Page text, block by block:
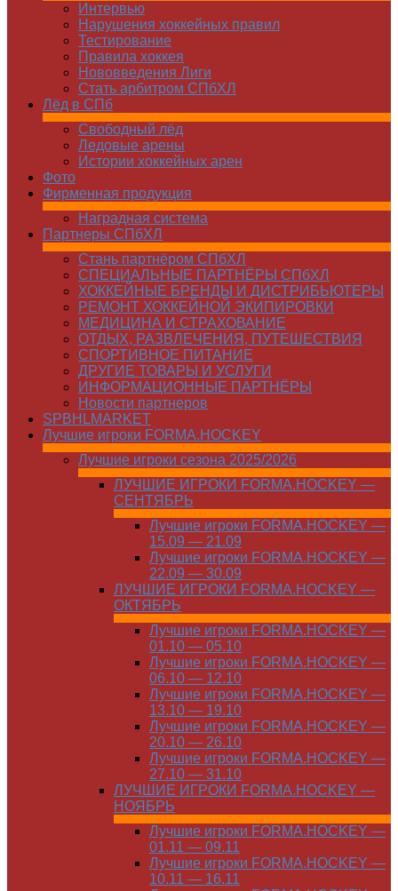
Интервью
Нарушения хоккейных правил
Тестирование
Правила хоккея
Нововведения Лиги
Стать арбитром СПбХЛ
Лёд в СПб
Свободный лёд
Ледовые арены
Истории хоккейных арен
Фото
Фирменная продукция
Наградная система
Партнеры СПбХЛ
Стань партнёром СПбХЛ
СПЕЦИАЛЬНЫЕ ПАРТНЁРЫ СПбХЛ
ХОККЕЙНЫЕ БРЕНДЫ И ДИСТРИБЬЮТЕРЫ
РЕМОНТ ХОККЕЙНОЙ ЭКИПИРОВКИ
МЕДИЦИНА И СТРАХОВАНИЕ
ОТДЫХ, РАЗВЛЕЧЕНИЯ, ПУТЕШЕСТВИЯ
СПОРТИВНОЕ ПИТАНИЕ
ДРУГИЕ ТОВАРЫ И УСЛУГИ
ИНФОРМАЦИОННЫЕ ПАРТНЁРЫ
Новости партнеров
SPBHLMARKET
Лучшие игроки FORMA.HOCKEY
Лучшие игроки сезона 2025/2026
ЛУЧШИЕ ИГРОКИ FORMA.HOCKEY —
СЕНТЯБРЬ
Лучшие игроки FORMA.HOCKEY —
15.09 — 21.09
Лучшие игроки FORMA.HOCKEY —
22.09 — 30.09
ЛУЧШИЕ ИГРОКИ FORMA.HOCKEY —
ОКТЯБРЬ
Лучшие игроки FORMA.HOCKEY —
01.10 — 05.10
Лучшие игроки FORMA.HOCKEY —
06.10 — 12.10
Лучшие игроки FORMA.HOCKEY —
13.10 — 19.10
Лучшие игроки FORMA.HOCKEY —
20.10 — 26.10
Лучшие игроки FORMA.HOCKEY —
27.10 — 31.10
ЛУЧШИЕ ИГРОКИ FORMA.HOCKEY —
НОЯБРЬ
Лучшие игроки FORMA.HOCKEY —
01.11 — 09.11
Лучшие игроки FORMA.HOCKEY —
10.11 — 16.11